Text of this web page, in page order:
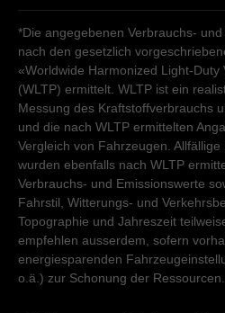
*Die angegebenen Verbrauchs-
nach den gesetzlich
«Worldwide Harmonized Light-Duty
(WLTP) ermittelt. WLTP ist ein
Messung des Kraftstoffverbrauchs
und die nach WLTP ermittelten
Vergleich von Fahrzeugen.
wurden ebenfalls nach WLTP
Verbrauchs- und Emissionswerte
Fahrstil, Witterungs- und
Topographie und Jahreszeit
empfehlen ausserdem, sofern
energiesparenden
o.ä.) zur Schonung der Ressourcen.